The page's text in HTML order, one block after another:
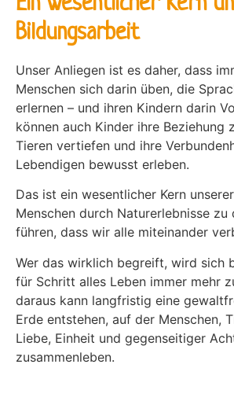
Bildungsarbeit
Unser Anliegen ist es daher, dass
Menschen sich darin üben, die
erlernen – und ihren Kindern darin
können auch Kinder ihre Beziehung
Tieren vertiefen und ihre
Lebendigen bewusst erleben.
Das ist ein wesentlicher Kern
Menschen durch Naturerlebnisse zu
führen, dass wir alle miteinander
Wer das wirklich begreift, wird sich
für Schritt alles Leben immer mehr
daraus kann langfristig eine
Erde entstehen, auf der Menschen,
Liebe, Einheit und gegenseitiger
zusammenleben.